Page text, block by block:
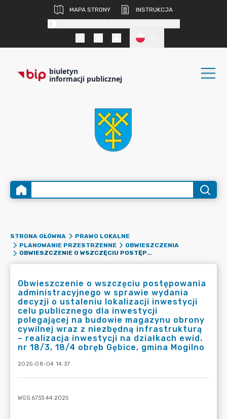
MAPA STRONY
INSTRUKCJA
biuletyn
informacji publicznej
STRONA GŁÓWNA
PRAWO LOKALNE
PLANOWANIE PRZESTRZENNE
OBWIESZCZENIA
OBWIESZCZENIE O WSZCZĘCIU POSTĘPOWANIA ADMINISTRACYJNEGO W SPRAWIE WYDANIA DECYZJI O USTALENIU LOKALIZACJI INWESTYCJI CELU PUBLICZNEGO DLA INWESTYCJI POLEGAJĄCEJ NA BUDOWIE MAGAZYNU OBRONY CYWILNEJ WRAZ Z NIEZBĘDNĄ INFRASTRUKTURĄ – REALIZACJA INWESTYCJI NA DZIAŁKACH EWID. NR 18/3, 18/4 OBRĘB GĘBICE, GMINA MOGILNO
Obwieszczenie o wszczęciu postępowania
administracyjnego w sprawie wydania
decyzji o ustaleniu lokalizacji inwestycji
celu publicznego dla inwestycji
polegającej na budowie magazynu obrony
cywilnej wraz z niezbędną infrastrukturą
– realizacja inwestycji na działkach ewid.
nr 18/3, 18/4 obręb Gębice, gmina Mogilno
2025-08-04 14:37